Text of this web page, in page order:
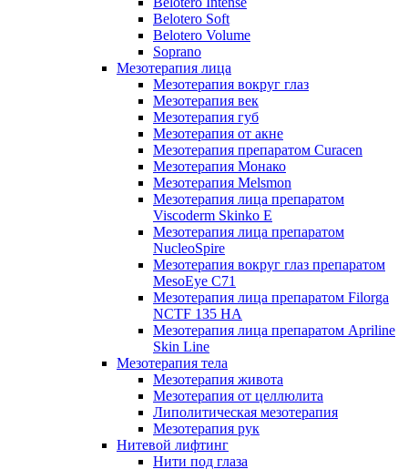
Belotero Soft
Belotero Volume
Soprano
Мезотерапия лица
Мезотерапия вокруг глаз
Мезотерапия век
Мезотерапия губ
Мезотерапия от акне
Мезотерапия препаратом Curacen
Мезотерапия Монако
Мезотерапия Melsmon
Мезотерапия лица препаратом
Viscoderm Skinko E
Мезотерапия лица препаратом
NucleoSpire
Мезотерапия вокруг глаз препаратом
MesoEye С71
Мезотерапия лица препаратом Filorga
NCTF 135 HA
Мезотерапия лица препаратом Apriline
Skin Line
Мезотерапия тела
Мезотерапия живота
Мезотерапия от целлюлита
Липолитическая мезотерапия
Мезотерапия рук
Нитевой лифтинг
Нити под глаза